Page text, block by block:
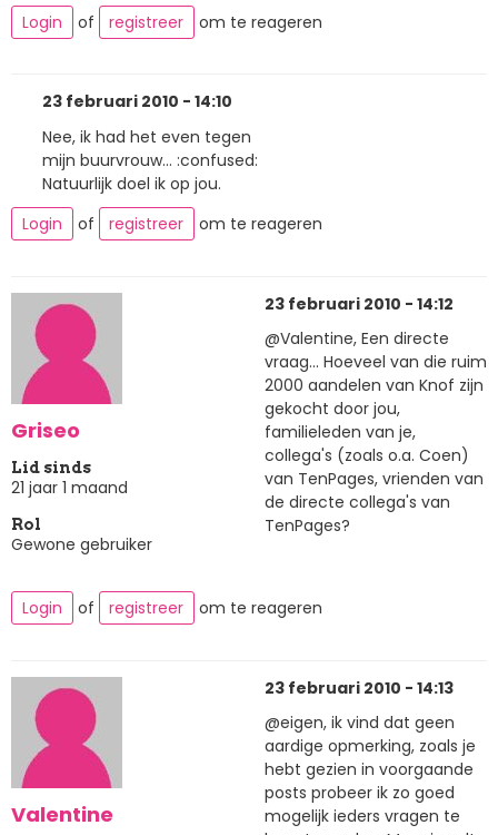
Login of registreer om te reageren
23 februari 2010 - 14:10
Nee, ik had het even tegen
mijn buurvrouw... :confused:
Natuurlijk doel ik op jou.
Login
of registreer om te reageren
Griseo
Lid sinds
21 jaar 1 maand
Rol
Gewone gebruiker
23 februari 2010 - 14:12
@Valentine, Een directe
vraag... Hoeveel van die ruim
2000 aandelen van Knof zijn
gekocht door jou,
familieleden van je,
collega's (zoals o.a. Coen)
van TenPages, vrienden van
de directe collega's van
TenPages?
Login of registreer om te reageren
Valentine
23 februari 2010 - 14:13
@eigen, ik vind dat geen
aardige opmerking, zoals je
hebt gezien in voorgaande
posts probeer ik zo goed
mogelijk ieders vragen te